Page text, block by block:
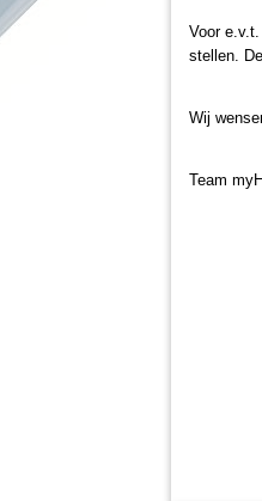
Voor
stellen.
Wij
Team